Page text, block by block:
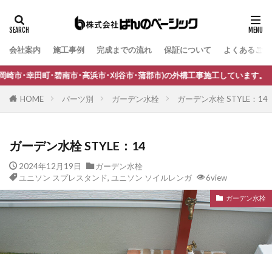
会社案内 施工事例 完成までの流れ 保証について よくあるご
･高浜市･刈谷市･蒲郡市)の外構工事施工しています。
HOME パーツ別 ガーデン水栓 ガーデン水栓 STYLE：14
ガーデン水栓 STYLE：14
2024年12月19日
ガーデン水栓
ユニソン スプレスタンド, ユニソン ソイルレンガ 6view
ガーデン水栓
タグ
B-Life.s Bウッドスタイル
B-Life.s ジョグストーン
B-Life.s ロートアイアンサイン
Dea's Garden A-07
Dea'sGarden アルモ
Dea'sGarden アンジュ
Dea'sGarden カンナミニ
Dea'sGarden ディーズシェッド カンナ
Dea'sGarden プロバンス
Dea'sGarden ポーチ
Kターフ
LIXIL アーキフラン